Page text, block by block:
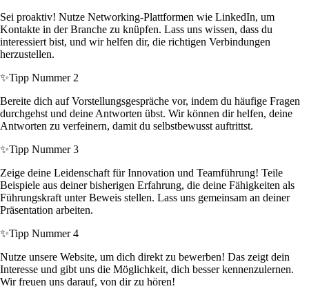
Sei proaktiv! Nutze Networking-Plattformen wie LinkedIn, um
Kontakte in der Branche zu knüpfen. Lass uns wissen, dass du
interessiert bist, und wir helfen dir, die richtigen Verbindungen
herzustellen.
✨Tipp Nummer 2
Bereite dich auf Vorstellungsgespräche vor, indem du häufige Fragen
durchgehst und deine Antworten übst. Wir können dir helfen, deine
Antworten zu verfeinern, damit du selbstbewusst auftrittst.
✨Tipp Nummer 3
Zeige deine Leidenschaft für Innovation und Teamführung! Teile
Beispiele aus deiner bisherigen Erfahrung, die deine Fähigkeiten als
Führungskraft unter Beweis stellen. Lass uns gemeinsam an deiner
Präsentation arbeiten.
✨Tipp Nummer 4
Nutze unsere Website, um dich direkt zu bewerben! Das zeigt dein
Interesse und gibt uns die Möglichkeit, dich besser kennenzulernen.
Wir freuen uns darauf, von dir zu hören!